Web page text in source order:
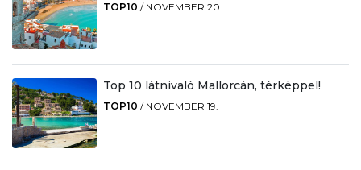
TOP10 / NOVEMBER 20.
Top 10 látnivaló Mallorcán, térképpel!
TOP10 / NOVEMBER 19.